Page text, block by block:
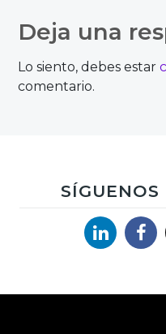
de
entradas
Deja una
Lo siento, debes estar
comentario.
SÍGUENOS
Linkedin X